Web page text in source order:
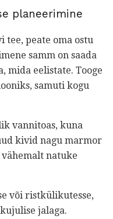
planeerimine
peate oma ostu
samm on saada
mida eelistate. Tooge
samuti kogu
vannitoas, kuna
kivid nagu marmor
natuke
või ristkülikutesse,
jalaga.